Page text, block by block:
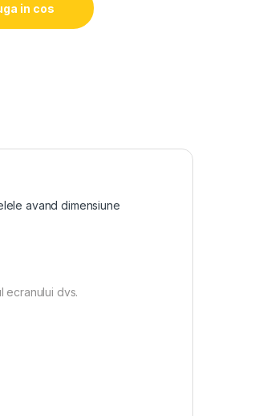
in cos
avand dimensiune
ecranului dvs.